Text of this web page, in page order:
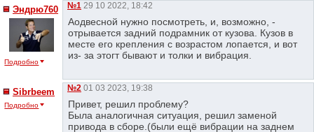
Эндрю760
Подробно
№1 29 10 2022, 18:42
Аодвесной нужно посмотреть, и, возможно, -
отрывается задний подрамник от кузова. Кузов в
месте его крепления с возрастом лопается, и вот
из- за этогт бывают и толки и вибрация.
Sibrbeem
Подробно
№2 01 03 2023, 19:38
Привет, решил проблему?
Была аналогичная ситуация, решил заменой
привода в сборе.(были ещё вибрации на заднем